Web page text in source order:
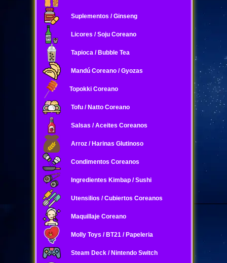
Suplementos / Ginseng
Licores / Soju Coreano
Tapioca / Bubble Tea
Mandú Coreano / Gyozas
Topokki Coreano
Tofu / Natto Coreano
Salsas / Aceites Coreanos
Arroz / Harinas Glutinoso
Condimentos Coreanos
Ingredientes Kimbap / Sushi
Utensilios / Cubiertos Coreanos
Maquillaje Coreano
Molly Toys / BT21 / Papeleria
Steam Deck / Nintendo Switch